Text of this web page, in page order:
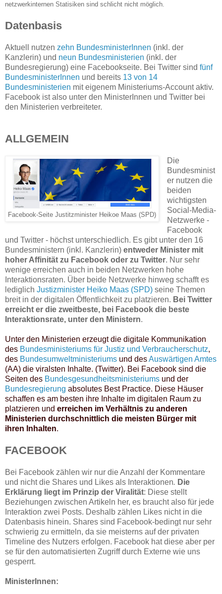
netzwerkinternen Statisiken sind schlicht nicht möglich.
Datenbasis
Aktuell nutzen zehn BundesministerInnen (inkl. der
Kanzlerin) und neun Bundesministerien (inkl. der
Bundesregierung) eine Facebookseite. Bei Twitter sind fünf
BundesministerInnen und bereits 13 von 14
Bundesministerien mit eigenem Ministeriums-Account aktiv.
Facebook ist also unter den MinisterInnen und Twitter bei
den Ministerien verbreiteter.
ALLGEMEIN
Facebook-Seite Justitzminister Heikoe Maas (SPD)
Die
Bundesminist
er nutzen die
beiden
wichtigsten
Social-Media-
Netzwerke -
Facebook
und Twitter - höchst unterschiedlich. Es gibt unter den 16
Bundesministern (inkl. Kanzlerin) entweder Minister mit
hoher Affinität zu Facebook oder zu Twitter. Nur sehr
wenige erreichen auch in beiden Netzwerken hohe
Interaktionsraten. Über beide Netzwerke hinweg schafft es
lediglich Justizminister Heiko Maas (SPD) seine Themen
breit in der digitalen Öffentlichkeit zu platzieren. Bei Twitter
erreicht er die zweitbeste, bei Facebook die beste
Interaktionsrate, unter den Ministern.
Unter den Ministerien erzeugt die digitale Kommunikation
des Bundesministeriums für Justiz und Verbraucherschutz,
des Bundesumweltministeriums und desAuswärtigen Amtes
(AA) die viralsten Inhalte. (Twitter). Bei Facebook sind die
Seiten des Bundesgesundheitsministeriums und der
Bundesregierung absolutes Best Practice. Diese Häuser
schaffen es am besten ihre Inhalte im digitalen Raum zu
platzieren und erreichen im Verhältnis zu anderen
Ministerien durchschnittlich die meisten Bürger mit
ihren Inhalten.
FACEBOOK
Bei Facebook zählen wir nur die Anzahl der Kommentare
und nicht die Shares und Likes als Interaktionen. Die
Erklärung liegt im Prinzip der Viralität: Diese stellt
Beziehungen zwischen Artikeln her, es braucht also für jede
Interaktion zwei Posts. Deshalb zählen Likes nicht in die
Datenbasis hinein. Shares sind Facebook-bedingt nur sehr
schwierig zu ermitteln, da sie meisterns auf der privaten
Timeline des Nutzers erfolgen. Facebook hat diese aber per
se für den automatisierten Zugriff durch Externe wie uns
gesperrt.
MinisterInnen: